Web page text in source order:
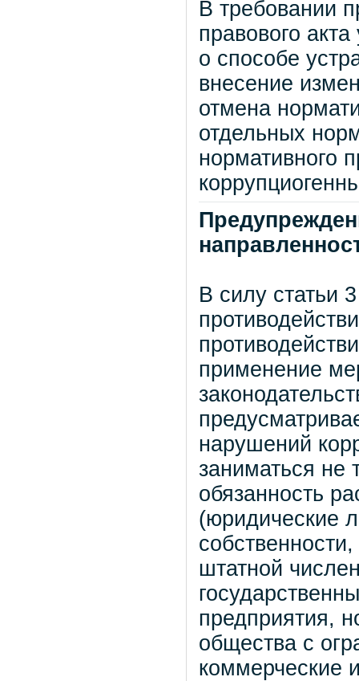
В требовании
правового
о способе
внесение
отмена
отдельных
нормативного
В силу статьи
применение
нарушений
заниматься не
обязанность
(юридические
штатной
предприятия,
общества с
коммерческие